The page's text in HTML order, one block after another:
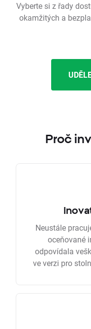
Vyberte si z řady
okamžitých a
Proč
Neustále
oceňované
odpovídala
ve verzi pro